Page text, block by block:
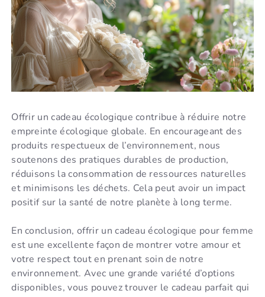
Offrir un cadeau écologique contribue à réduire notre
empreinte écologique globale. En encourageant des
produits respectueux de l’environnement, nous
soutenons des pratiques durables de production,
réduisons la consommation de ressources naturelles
et minimisons les déchets. Cela peut avoir un impact
positif sur la santé de notre planète à long terme.
En conclusion, offrir un cadeau écologique pour femme
est une excellente façon de montrer votre amour et
votre respect tout en prenant soin de notre
environnement. Avec une grande variété d’options
disponibles, vous pouvez trouver le cadeau parfait qui